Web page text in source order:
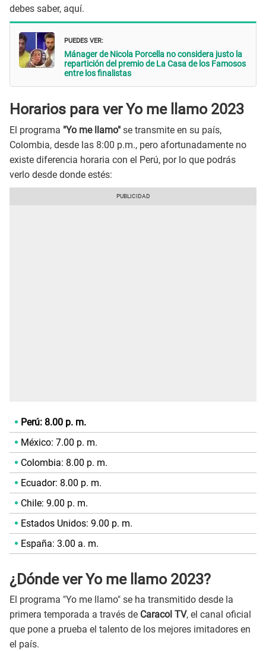
debes saber, aquí.
PUEDES VER:
Mánager de Nicola Porcella no considera justo la
repartición del premio de La Casa de los Famosos
entre los finalistas
Horarios para ver Yo me llamo 2023
El programa "Yo me llamo" se transmite en su país,
Colombia, desde las 8:00 p.m., pero afortunadamente no
existe diferencia horaria con el Perú, por lo que podrás
verlo desde donde estés:
Perú: 8.00 p. m.
México: 7.00 p. m.
Colombia: 8.00 p. m.
Ecuador: 8.00 p. m.
Chile: 9.00 p. m.
Estados Unidos: 9.00 p. m.
España: 3.00 a. m.
¿Dónde ver Yo me llamo 2023?
El programa "Yo me llamo" se ha transmitido desde la
primera temporada a través de Caracol TV, el canal oficial
que pone a prueba el talento de los mejores imitadores en
el país.